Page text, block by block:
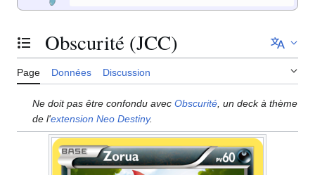
Basculer la table des matières
Obscurité (JCC)
Page Données Discussion
Ne doit pas être confondu avecObscurité , un deck à thème
de l'extension Neo Destiny.